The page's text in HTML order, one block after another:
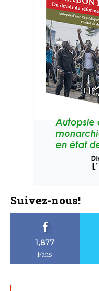
Suivez-nous!
1,877
Fans